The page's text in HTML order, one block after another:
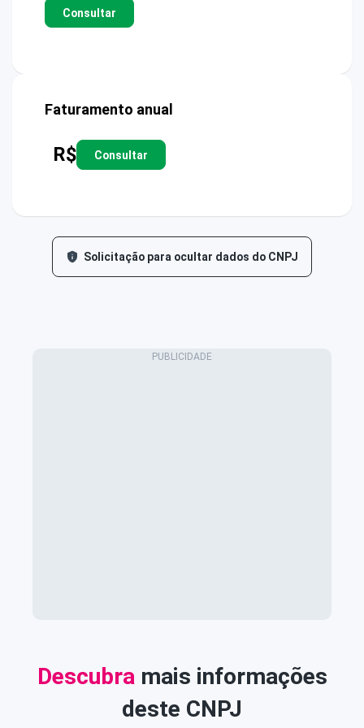
Consultar
Faturamento anual
R$ Consultar
Solicitação para ocultar dados do CNPJ
Descubra mais informações
deste CNPJ